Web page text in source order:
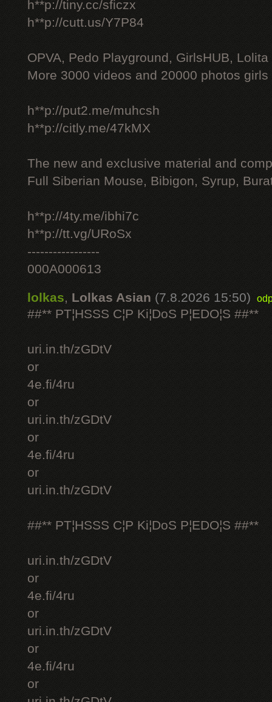
h**p://tiny.cc/sficzx
h**p://cutt.us/Y7P84
OPVA, Pedo Playground, GirlsHUB, Lolita
More 3000 videos and 20000 photos
h**p://put2.me/muhcsh
h**p://citly.me/47kMX
The new and exclusive material and
Full Siberian Mouse, Bibigon, Syrup,
h**p://4ty.me/ibhi7c
h**p://tt.vg/URoSx
-----------------
000A000613
lolkas,Lolkas Asian (7.8.2026 15:50)
##** PT¦HSSS C¦P Ki¦DoS P¦EDO¦S ##**
uri.in.th/zGDtV
or
4e.fi/4ru
or
uri.in.th/zGDtV
or
4e.fi/4ru
or
uri.in.th/zGDtV
##** PT¦HSSS C¦P Ki¦DoS P¦EDO¦S ##**
uri.in.th/zGDtV
or
4e.fi/4ru
or
uri.in.th/zGDtV
or
4e.fi/4ru
or